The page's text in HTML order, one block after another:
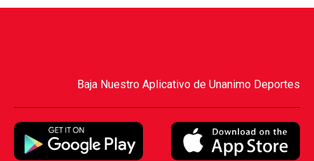
Baja Nuestro Aplicativo de Unanimo Deportes